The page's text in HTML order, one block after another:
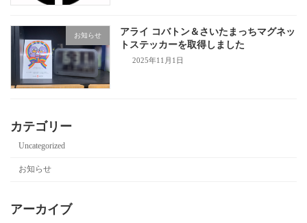
お知らせ
アライ コバトン＆さいたまっちマグネッ
トステッカーを取得しました
2025年11月1日
カテゴリー
Uncategorized
お知らせ
アーカイブ